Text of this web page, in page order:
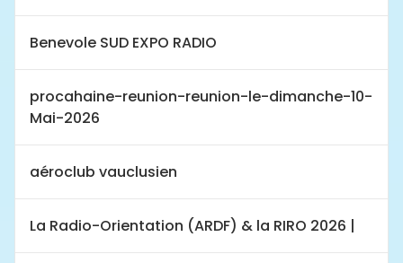
Benevole SUD EXPO RADIO
procahaine-reunion-reunion-le-dimanche-10-
Mai-2026
aéroclub vauclusien
La Radio-Orientation (ARDF) & la RIRO 2026 |